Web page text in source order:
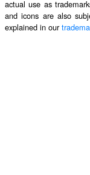
actual use as
and icons are also
explained in our